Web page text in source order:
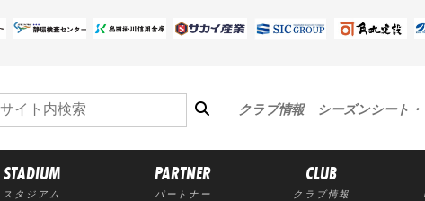
クラブ情報 シーズンシート
STADIUM
スタジアム
PARTNER
パートナー
CLUB
クラブ情報